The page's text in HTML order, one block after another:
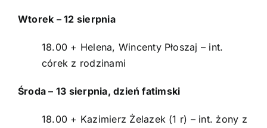
POMOC DUCHOWA
Wtorek – 12 sierpnia
18.00 + Helena, Wincenty Płoszaj – int.
córek z rodzinami
Środa – 13 sierpnia, dzień fatimski
18.00 + Kazimierz Żelazek (1 r) – int. żony z